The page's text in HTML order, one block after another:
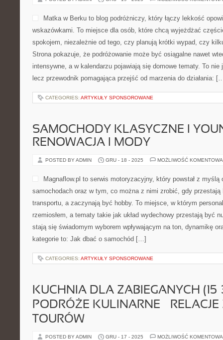
Matka w Berku to blog podróżniczy, który łączy lekkość
wskazówkami. To miejsce dla osób, które chcą wyjeżdżać
spokojem, niezależnie od tego, czy planują krótki wypad, czy
Strona pokazuje, że podróżowanie może być osiągalne nawet
intensywne, a w kalendarzu pojawiają się domowe tematy. To nie
lecz przewodnik pomagająca przejść od marzenia do działania:
CATEGORIES: ARTYKUŁY SPONSOROWANE
SAMOCHODY KLASYCZNE I
RENOWACJA I MODY
POSTED BY ADMIN GRU - 18 - 2025 MOŻLIWOŚĆ
Magnaflow.pl to serwis motoryzacyjny, który powstał z
samochodach oraz w tym, co można z nimi zrobić, gdy
transportu, a zaczynają być hobby. To miejsce, w którym
rzemiosłem, a tematy takie jak układ wydechowy przestają być
stają się świadomym wyborem wpływającym na ton, dynamikę
kategorie to: Jak dbać o samochód […]
CATEGORIES: ARTYKUŁY SPONSOROWANE
KUCHNIA DLA ZABIEGANYCH
PODRÓŻE KULINARNE –
TOURÓW
POSTED BY ADMIN GRU - 17 - 2025 MOŻLIWOŚĆ